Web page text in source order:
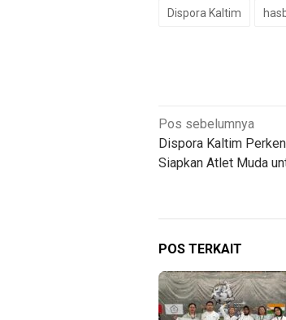
Dispora Kaltim
Navigasi
pos
Pos sebelumnya
Dispora Kaltim
Siapkan Atlet Muda
POS TERKAIT